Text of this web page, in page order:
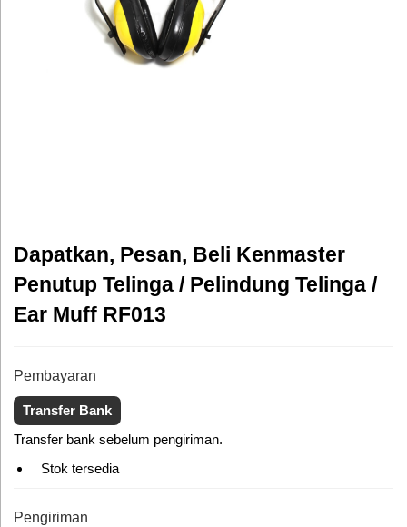
Dapatkan, Pesan, Beli Kenmaster
Penutup Telinga / Pelindung Telinga /
Ear Muff RF013
Pembayaran
Transfer Bank
Transfer bank sebelum pengiriman.
Stok tersedia
Pengiriman